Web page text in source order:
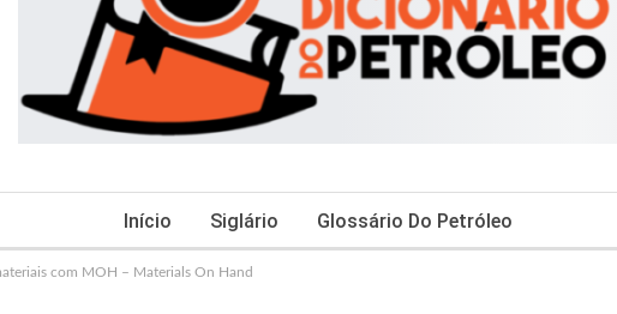
Início Siglário Glossário Do Petróleo
com MOH – Materials On Hand